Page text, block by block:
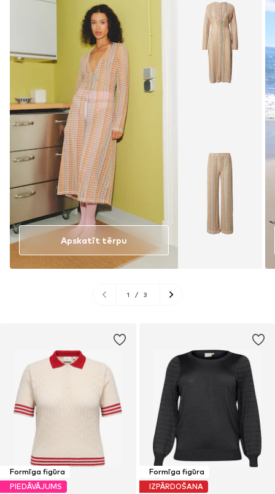
Formīga figūra
PIEDĀVĀJUMS
Apskatīt tērpu
1 / 3
Formīga figūra
IZPĀRDOŠANA